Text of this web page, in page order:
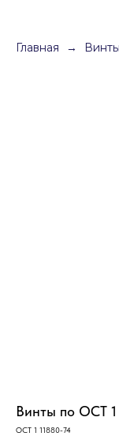
Главная
Винты по ОСТ 1
ОСТ 1 11880-74